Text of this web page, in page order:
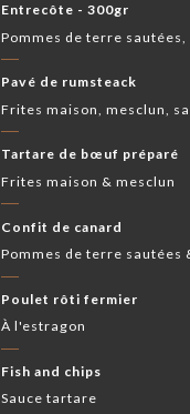
Entrecôte - 300gr
Pommes de terre
Pavé de rumsteack
Frites maison, mesclun,
Tartare de bœuf préparé
Frites maison & mesclun
Confit de canard
Pommes de terre sautées
Poulet rôti fermier
À l'estragon
Fish and chips
Sauce tartare